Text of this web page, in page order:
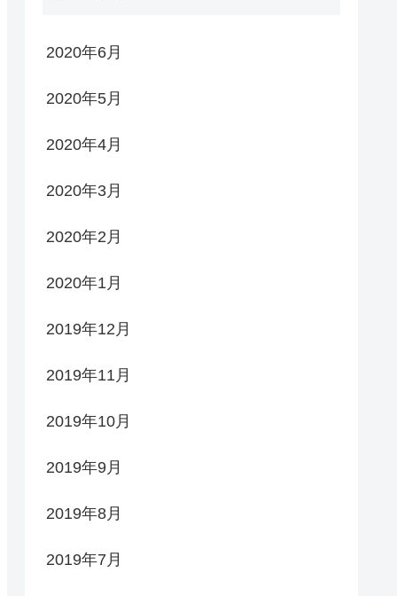
2020年6月
2020年5月
2020年4月
2020年3月
2020年2月
2020年1月
2019年12月
2019年11月
2019年10月
2019年9月
2019年8月
2019年7月